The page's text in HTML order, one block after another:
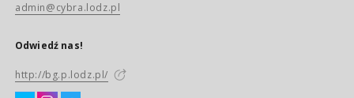
admin@cybra.lodz.pl
Odwiedź nas!
http://bg.p.lodz.pl/